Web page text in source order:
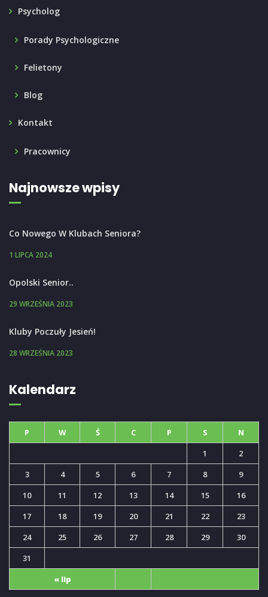
Psycholog
Porady Psychologiczne
Felietony
Blog
Kontakt
Pracownicy
Najnowsze wpisy
Co Nowego W Klubach Seniora?
1 LIPCA 2024
Opolski Senior..
29 WRZEŚNIA 2023
Kluby Poczuły Jesień!
28 WRZEŚNIA 2023
Kalendarz
P W Ś C P S N
« lip
1
2
3
4 5 6 7 8
9
10
11 12 13 14 15
16
17
18 19 20 21 22
23
24
25 26 27 28 29
30
31